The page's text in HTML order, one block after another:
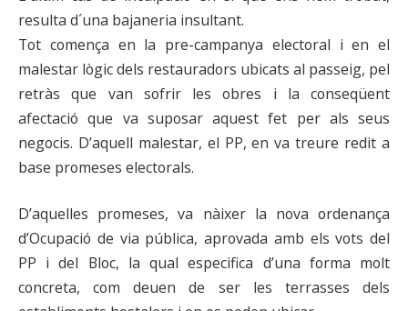
resulta d´una bajaneria insultant.
Tot comença en la pre-campanya electoral i en el
malestar lògic dels restauradors ubicats al passeig, pel
retràs que van sofrir les obres i la conseqüent
afectació que va suposar aquest fet per als seus
negocis. D’aquell malestar, el PP, en va treure redit a
base promeses electorals.
D’aquelles promeses, va nàixer la nova ordenança
d’Ocupació de via pública, aprovada amb els vots del
PP i del Bloc, la qual especifica d’una forma molt
concreta, com deuen de ser les terrasses dels